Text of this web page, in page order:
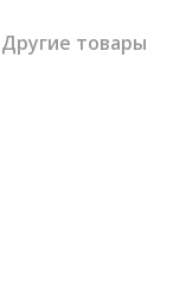
Другие товары